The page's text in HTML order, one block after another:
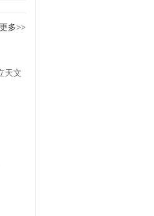
更多>>
天文